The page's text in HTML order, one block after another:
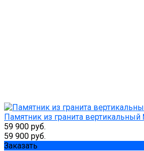
Памятник из гранита
59 900 руб.
59 900 руб.
Заказать